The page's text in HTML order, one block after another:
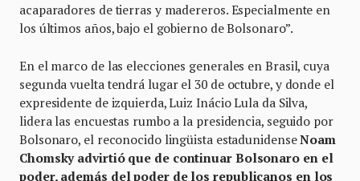
acaparadores de tierras y madereros. Especialmente en
los últimos años, bajo el gobierno de Bolsonaro”.
En el marco de las elecciones generales en Brasil, cuya
segunda vuelta tendrá lugar el 30 de octubre, y donde el
expresidente de izquierda, Luiz Inácio Lula da Silva,
lidera las encuestas rumbo a la presidencia, seguido por
Bolsonaro, el reconocido lingüista estadunidenseNoam
Chomsky advirtió que de continuar Bolsonaro en el
poder, además del poder de los republicanos en los